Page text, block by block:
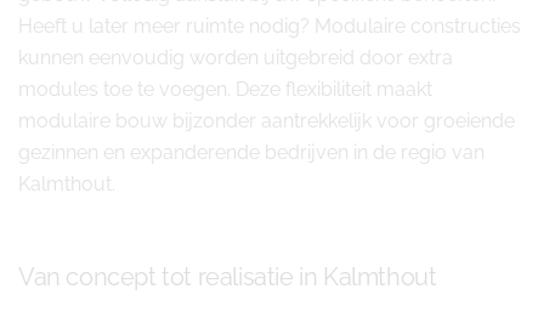
Heeft u later meer ruimte nodig? Modulaire constructies
kunnen eenvoudig worden uitgebreid door extra
modules toe te voegen. Deze flexibiliteit maakt
modulaire bouw bijzonder aantrekkelijk voor groeiende
gezinnen en expanderende bedrijven in de regio van
Kalmthout.
Van concept tot realisatie in Kalmthout